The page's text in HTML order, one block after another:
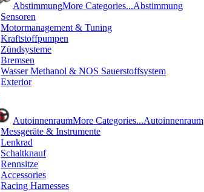
AbstimmungMore Categories...Abstimmung
Sensoren
Motormanagement & Tuning
Kraftstoffpumpen
Zündsysteme
Bremsen
Wasser Methanol & NOS Sauerstoffsystem
Exterior
AutoinnenraumMore Categories...Autoinnenraum
Messgeräte & Instrumente
Lenkrad
Schaltknauf
Rennsitze
Accessories
Racing Harnesses